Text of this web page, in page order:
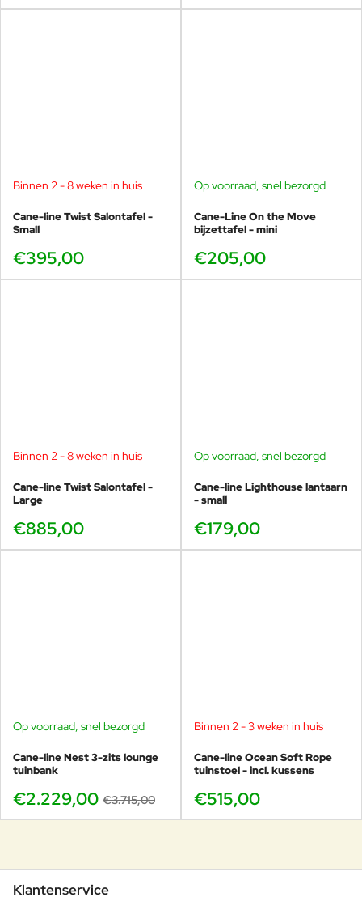
Binnen 2 - 8 weken in huis
Cane-line Twist Salontafel -
Small
€395,00
Op voorraad, snel bezorgd
Cane-Line On the Move
bijzettafel - mini
€205,00
Binnen 2 - 8 weken in huis
Cane-line Twist Salontafel -
Large
€885,00
Op voorraad, snel bezorgd
Cane-line Lighthouse lantaarn
- small
€179,00
-40%
Op voorraad, snel bezorgd
Cane-line Nest 3-zits lounge
tuinbank
€2.229,00 €3.715,00
Binnen 2 - 3 weken in huis
Cane-line Ocean Soft Rope
tuinstoel - incl. kussens
€515,00
Klantenservice